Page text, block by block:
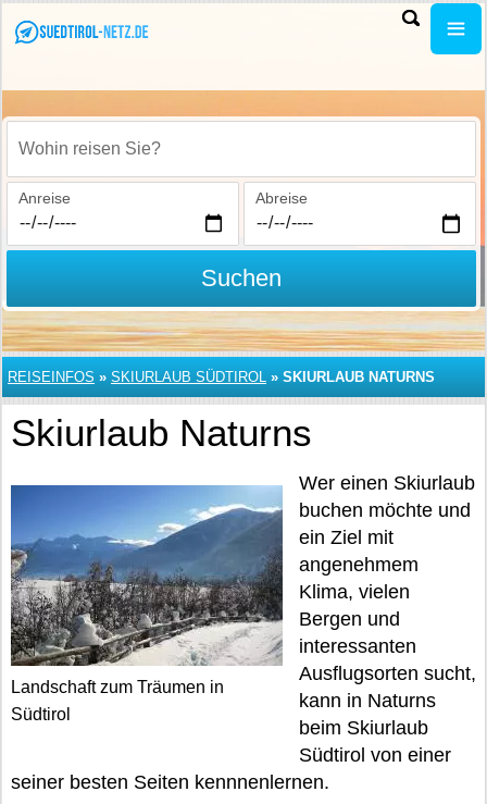
Wohin reisen Sie?
Anreise Abreise
Suchen
REISEINFOS » SKIURLAUB SÜDTIROL » SKIURLAUB NATURNS
Skiurlaub Naturns
Landschaft zum Träumen in
Südtirol
Wer einen Skiurlaub
buchen möchte und
ein Ziel mit
angenehmem
Klima, vielen
Bergen und
interessanten
Ausflugsorten sucht,
kann in Naturns
beim Skiurlaub
Südtirol von einer
seiner besten Seiten kennnenlernen.